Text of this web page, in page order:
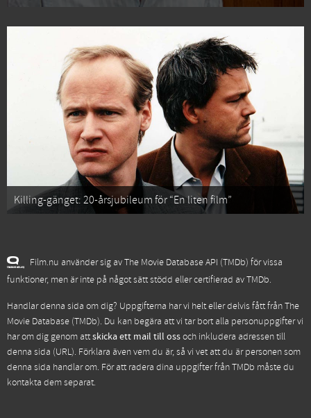
Killing-gänget: 20-årsjubileum för “En liten film”
Film.nu använder sig av The Movie Database API (TMDb) för vissa
funktioner, men är inte på något sätt stödd eller certifierad av TMDb.
Handlar denna sida om dig? Uppgifterna har vi helt eller delvis fått frånThe
Movie Database (TMDb). Du kan begära att vi tar bort alla personuppgifter vi
har om dig genom attskicka ett mail till ossoch inkludera adressen till
denna sida (URL). Förklara även vem du är, så vi vet att du är personen som
denna sida handlar om. För att radera dina uppgifter från TMDb måste du
kontakta dem separat.